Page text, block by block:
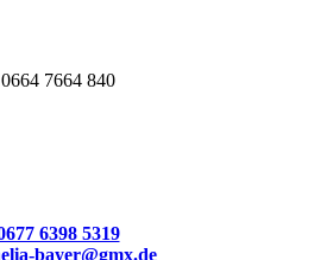
7664 840
6398 5319
bayer@gmx.de